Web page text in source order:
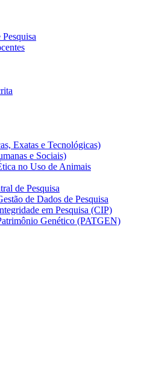
Exatas e Tecnológicas)
e Sociais)
no Uso de Animais
de Pesquisa
de Dados de Pesquisa
em Pesquisa (CIP)
Genético (PATGEN)